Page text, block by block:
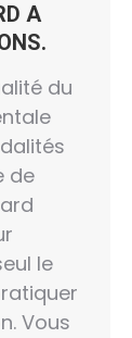
A
du
de
le
Vous